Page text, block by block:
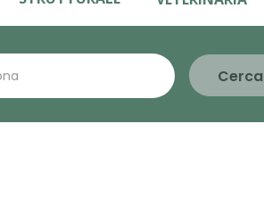
Cerca